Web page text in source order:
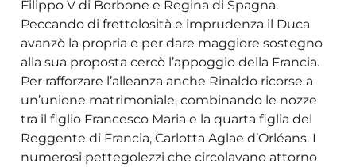
Filippo V di Borbone e Regina di Spagna.
Peccando di frettolosità e imprudenza il Duca
avanzò la propria e per dare maggiore sostegno
alla sua proposta cercò l’appoggio della Francia.
Per rafforzare l’alleanza anche Rinaldo ricorse a
un’unione matrimoniale, combinando le nozze
tra il figlio Francesco Maria e la quarta figlia del
Reggente di Francia, Carlotta Aglae d’Orléans. I
numerosi pettegolezzi che circolavano attorno